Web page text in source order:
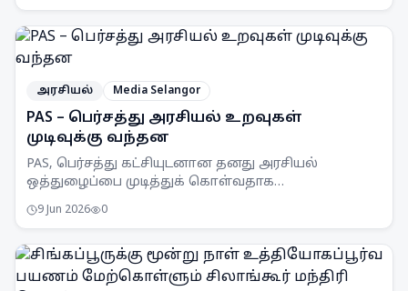
அரசியல் Media Selangor
PAS – பெர்சத்து அரசியல் உறவுகள்
முடிவுக்கு வந்தன
PAS, பெர்சத்து கட்சியுடனான தனது அரசியல்
ஒத்துழைப்பை முடித்துக் கொள்வதாக
ஆய்வுகளுக்குப் பிறகு இந்த முடிவு
9 Jun 2026 0